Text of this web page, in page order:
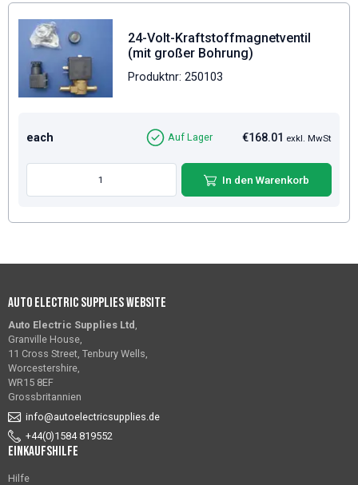
24-Volt-Kraftstoffmagnetventil
(mit großer Bohrung)
Produktnr: 250103
each €168.01 exkl. MwSt
Auf Lager
In den Warenkorb
Auto Electric Supplies Website
Auto Electric Supplies Ltd ,
Granville House,
11 Cross Street, Tenbury Wells,
Worcestershire,
WR15 8EF
Grossbritannien
info@autoelectricsupplies.de
+44(0)1584 819552
Einkaufshilfe
Hilfe